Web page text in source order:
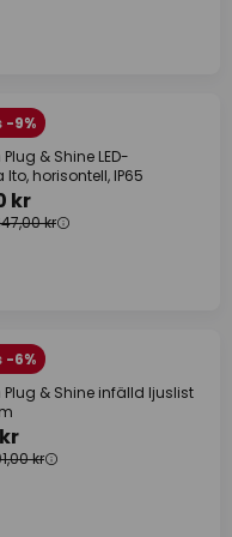
-9%
& Shine LED-
horisontell, IP65
kr
kr
-6%
& Shine infälld ljuslist
kr